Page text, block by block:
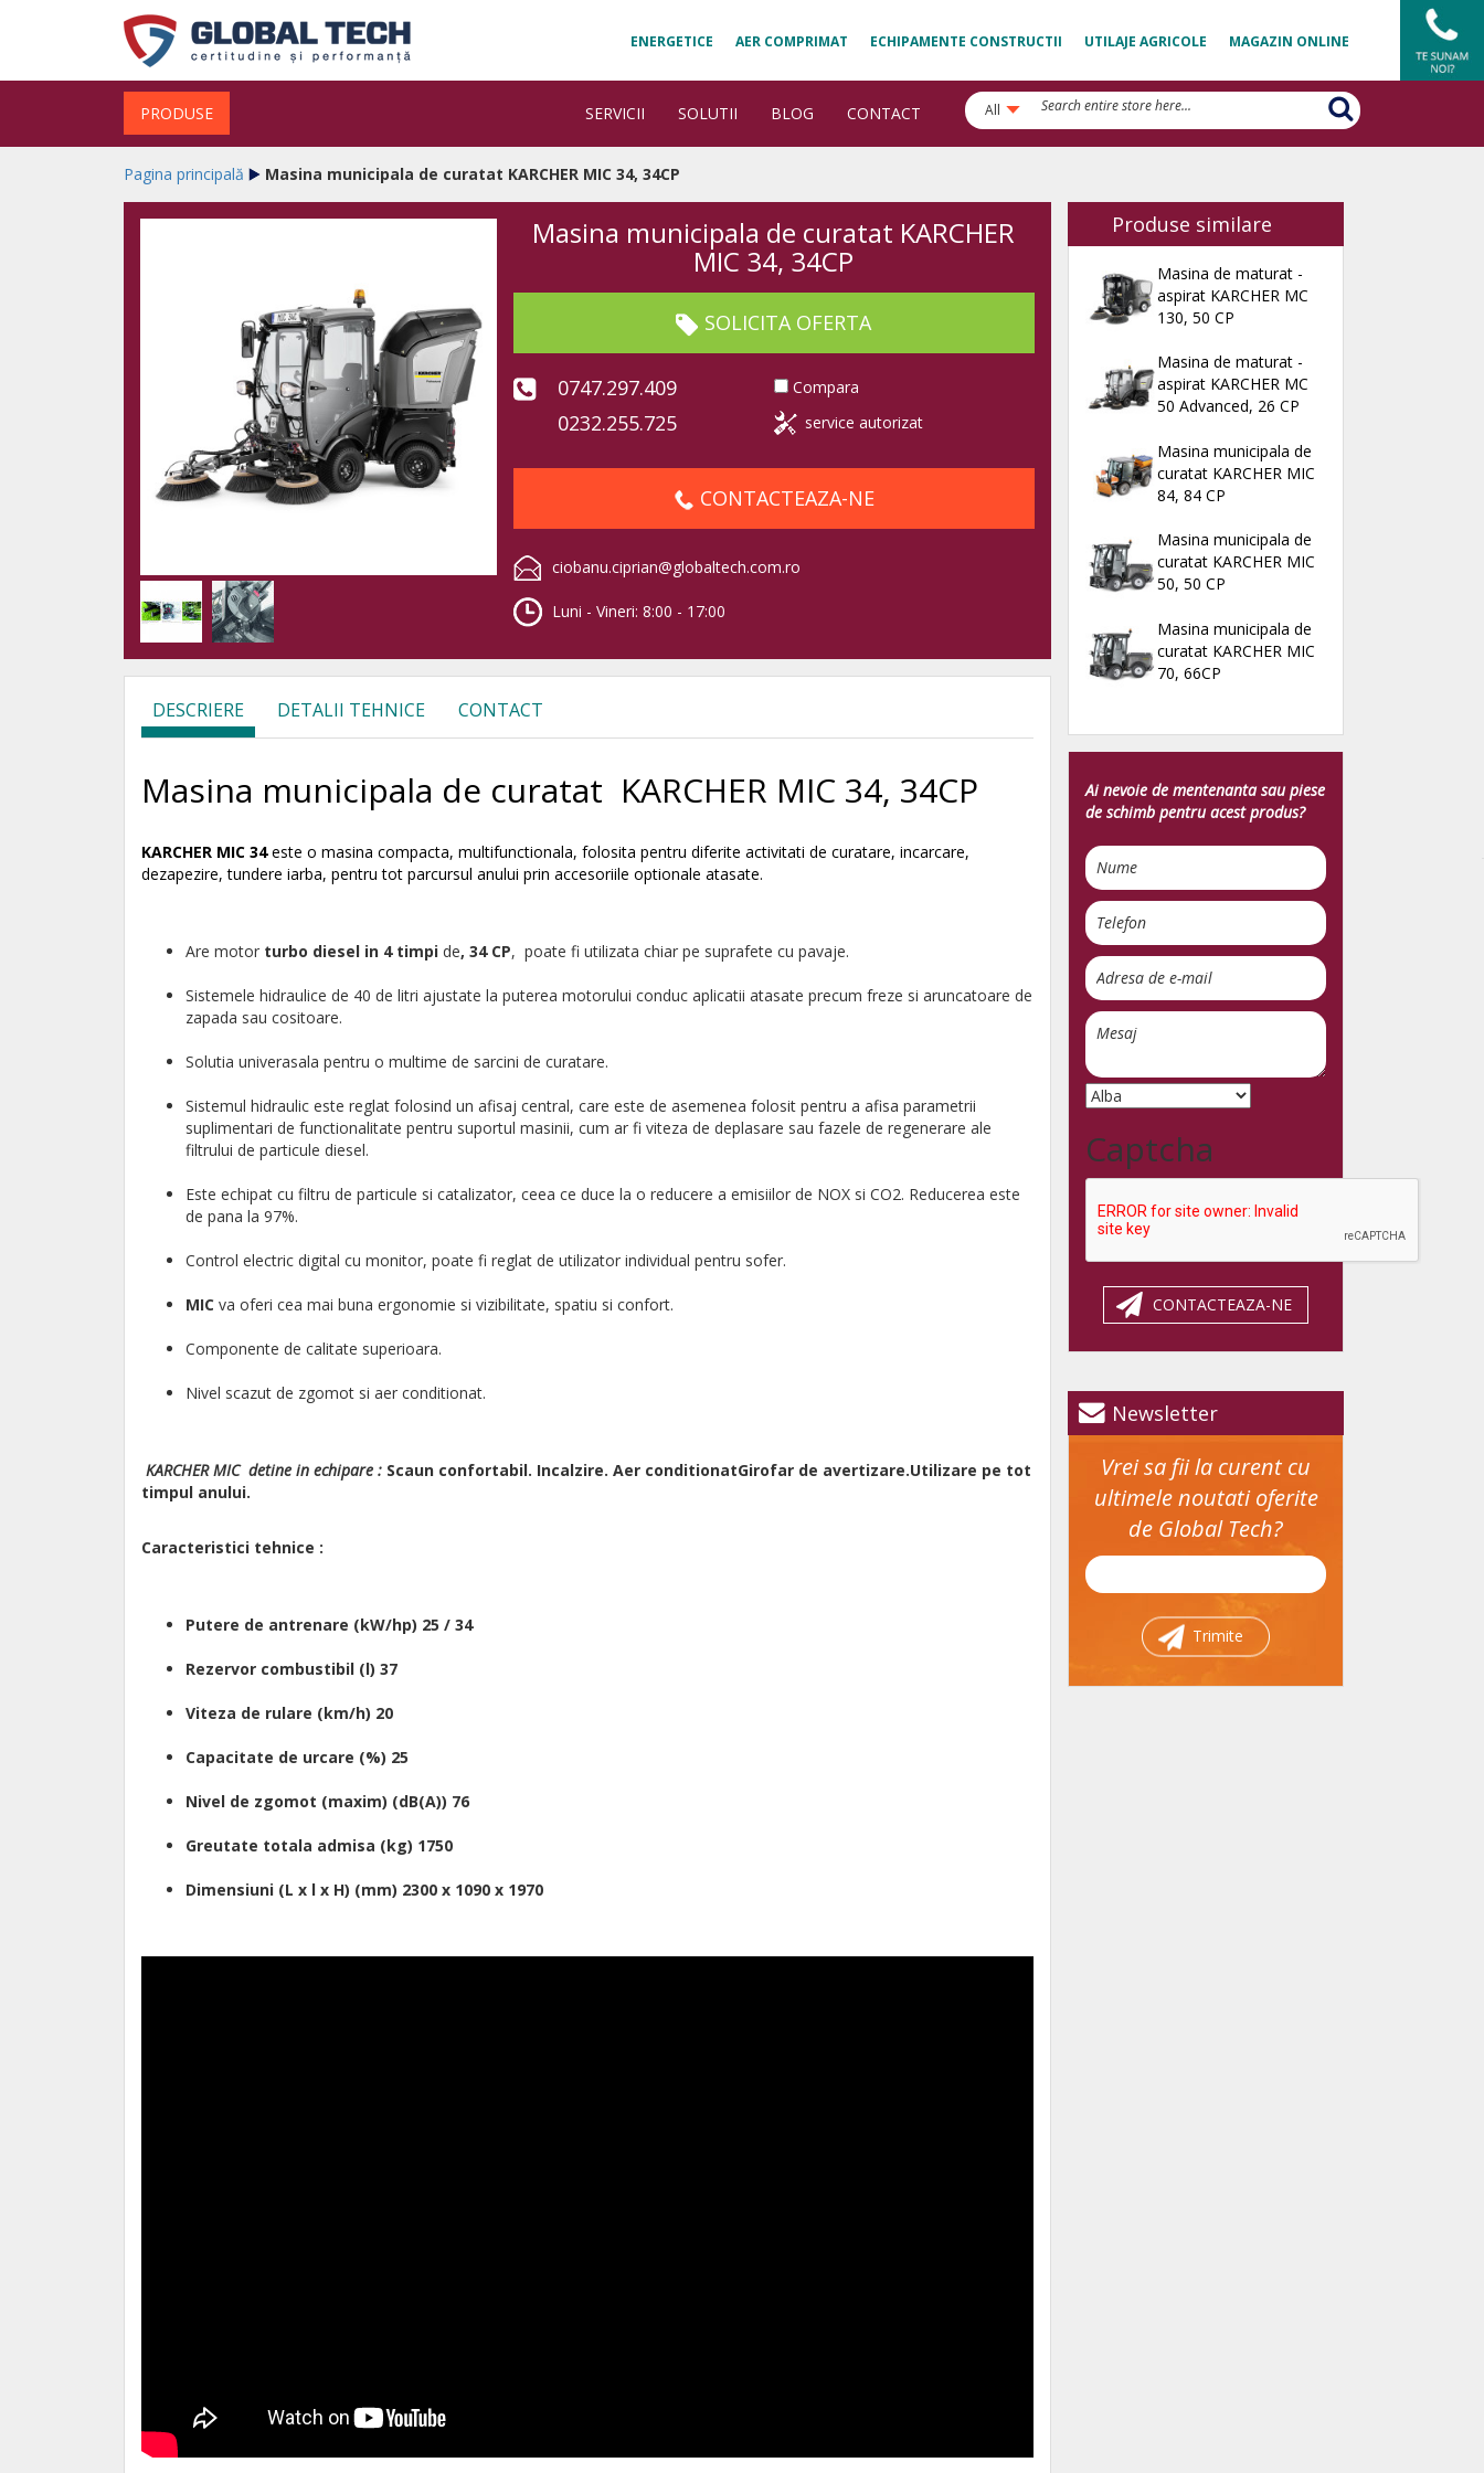
ENERGETICE AER COMPRIMAT ECHIPAMENTE CONSTRUCTII UTILAJE AGRICOLE MAGAZIN ONLINE
PRODUSE SERVICII SOLUTII BLOG CONTACT All
Pagina principală Masina municipala de curatat KARCHER MIC 34, 34CP
Masina municipala de curatat KARCHER
MIC 34, 34CP
SOLICITA OFERTA
0747.297.409
0232.255.725
Compara
service autorizat
CONTACTEAZA-NE
ciobanu.ciprian@globaltech.com.ro
Luni - Vineri: 8:00 - 17:00
DESCRIERE DETALII TEHNICE CONTACT
Masina municipala de curatat KARCHER MIC 34, 34CP
KARCHER MIC 34este o masina compacta, multifunctionala, folosita pentru diferite activitati de curatare, incarcare,
dezapezire, tundere iarba, pentru tot parcursul anului prin accesoriile optionale atasate.
Are motor turbo diesel in 4 timpi de, 34 CP, poate fi utilizata chiar pe suprafete cu pavaje.
Sistemele hidraulice de 40 de litri ajustate la puterea motorului conduc aplicatii atasate precum freze si aruncatoare de
zapada sau cositoare.
Solutia univerasala pentru o multime de sarcini de curatare.
Sistemul hidraulic este reglat folosind un afisaj central, care este de asemenea folosit pentru a afisa parametrii
suplimentari de functionalitate pentru suportul masinii, cum ar fi viteza de deplasare sau fazele de regenerare ale
filtrului de particule diesel.
Este echipat cu filtru de particule si catalizator, ceea ce duce la o reducere a emisiilor de NOX si CO2. Reducerea este
de pana la 97%.
Control electric digital cu monitor, poate fi reglat de utilizator individual pentru sofer.
MIC va oferi cea mai buna ergonomie si vizibilitate, spatiu si confort.
Componente de calitate superioara.
Nivel scazut de zgomot si aer conditionat.
KARCHER MIC detine in echipare : Scaun confortabil. Incalzire. Aer conditionatGirofar de avertizare.Utilizare pe tot
timpul anului.
Caracteristici tehnice :
Putere de antrenare (kW/hp) 25 / 34
Rezervor combustibil (l) 37
Viteza de rulare (km/h) 20
Capacitate de urcare (%) 25
Nivel de zgomot (maxim) (dB(A)) 76
Greutate totala admisa (kg) 1750
Dimensiuni (L x l x H) (mm) 2300 x 1090 x 1970
Produse similare
Masina de maturat -
aspirat KARCHER MC
130, 50 CP
Masina de maturat -
aspirat KARCHER MC
50 Advanced, 26 CP
Masina municipala de
curatat KARCHER MIC
84, 84 CP
Masina municipala de
curatat KARCHER MIC
50, 50 CP
Masina municipala de
curatat KARCHER MIC
70, 66CP
Ai nevoie de mentenanta sau piese
de schimb pentru acest produs?
Captcha
CONTACTEAZA-NE
Newsletter
Vrei sa fii la curent cu
ultimele noutati oferite
de Global Tech?
Trimite